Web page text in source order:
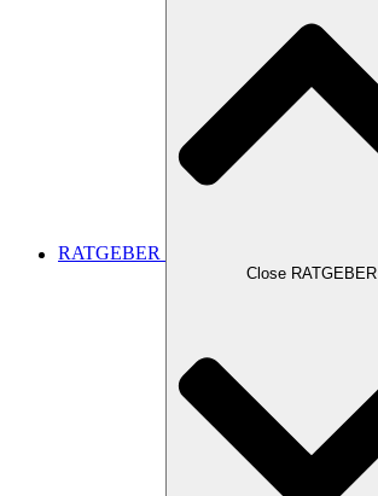
RATGEBER
Close RATGEBER